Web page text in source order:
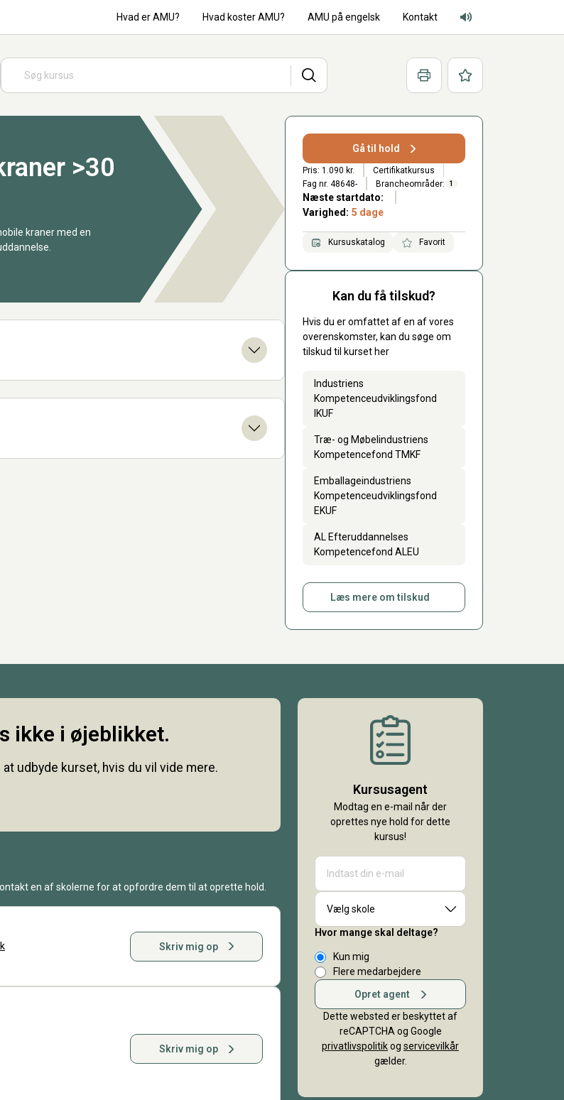
Hvad er AMU? Hvad koster AMU? AMU på engelsk Kontakt
Adgang for alle lyd
Søg Print Favoritter
>30
kraner med en
Gå til hold
Pris: 1.090 kr.
Certifikatkursus
Fag nr. 48648-
Brancheområder: 1
Næste startdato:
Varighed: 5 dage
Kursuskatalog Favorit
Kan du få tilskud?
Hvis du er omfattet af en af vores
overenskomster, kan du søge om
tilskud til kurset her
Industriens
Kompetenceudviklingsfond
IKUF
Træ- og Møbelindustriens
Kompetencefond TMKF
Emballageindustriens
Kompetenceudviklingsfond
EKUF
AL Efteruddannelses
Kompetencefond ALEU
Læs mere om tilskud
ikke i øjeblikket.
udbyde kurset, hvis du vil vide mere.
en af skolerne for at opfordre dem til at oprette hold.
Skriv mig op
Skriv mig op
Kursusagent
Modtag en e-mail når der
oprettes nye hold for dette
kursus!
Vælg skole
Hvor mange skal deltage?
Kun mig
Flere medarbejdere
Opret agent
Dette websted er beskyttet af
reCAPTCHA og Google
privatlivspolitikog servicevilkår
gælder.